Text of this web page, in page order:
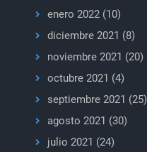
enero 2022(10)
diciembre 2021 (8)
noviembre 2021 (20)
octubre 2021 (4)
septiembre 2021 (25)
agosto 2021 (30)
julio 2021 (24)